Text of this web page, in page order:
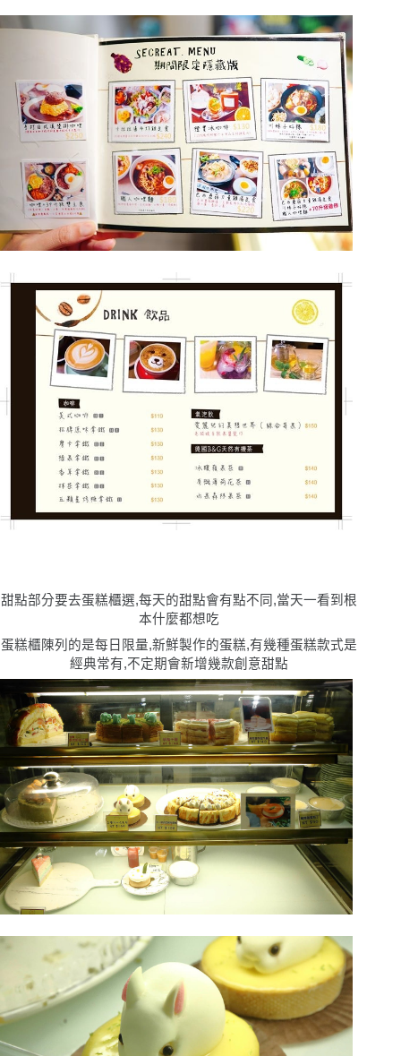
甜點部分要去蛋糕櫃選,每天的甜點會有點不同,當天一看到根
本什麼都想吃
蛋糕櫃陳列的是每日限量,新鮮製作的蛋糕,有幾種蛋糕款式是
經典常有,不定期會新增幾款創意甜點